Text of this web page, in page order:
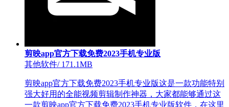
剪映app官方下载免费2023手机专业版
其他软件/171.1MB
剪映app官方下载免费2023手机专业版这是一款功能特别
强大好用的全能视频剪辑制作神器，大家都能够通过这
一款剪映app官方下载免费2023手机专业版软件，在这里